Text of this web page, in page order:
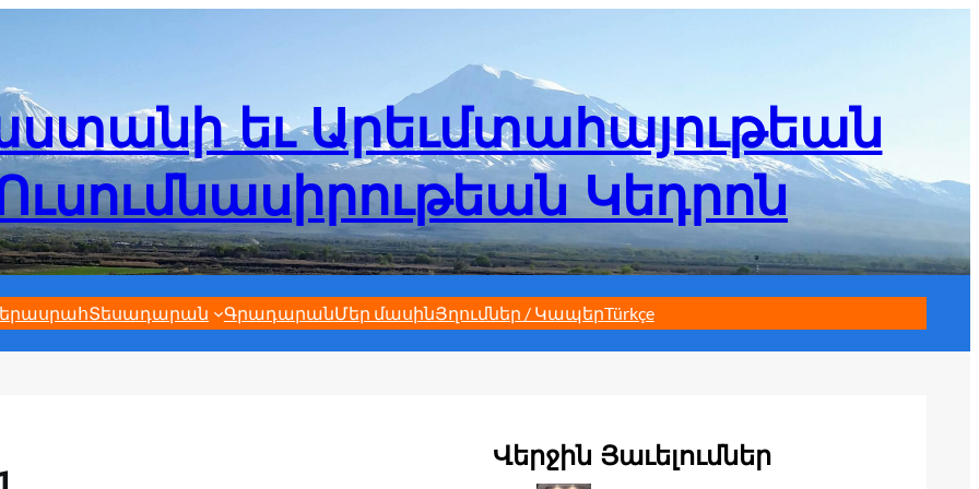
եւ Արեւմտահայութեան
Կեդրոն
Տեսադարան ԳրադարանՄեր մասինՅղումներ / ԿապերTürkçe
Վերջին Յաւելումներ